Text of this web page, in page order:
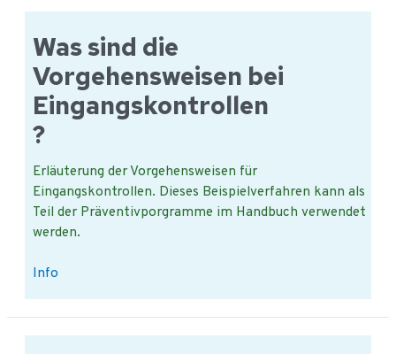
für
Eingangskontrolle?
Was sind die
Vorgehensweisen bei
Eingangskontrollen
?
Erläuterung der Vorgehensweisen für
Eingangskontrollen. Dieses Beispielverfahren kann als
Teil der Präventivporgramme im Handbuch verwendet
werden.
Was
die
Vorgehensweisen
Info